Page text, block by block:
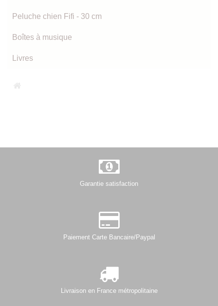
Peluche chien Fifi - 30 cm
Boîtes à musique
Livres
Garantie satisfaction
Paiement Carte Bancaire/Paypal
Livraison en France métropolitaine